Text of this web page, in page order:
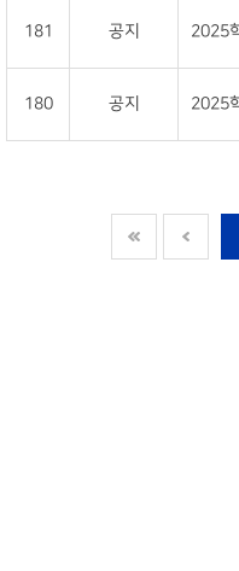
181 공지 2025
180 공지 2025